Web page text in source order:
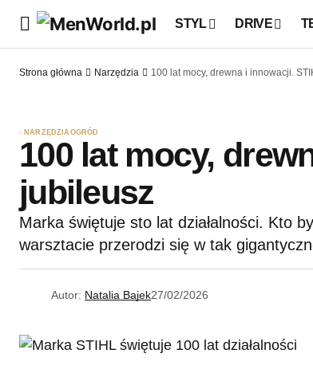
STYL DRIVE
Strona główna Narzędzia 100 lat mocy, drewna i innowacji.
NARZĘDZIA OGRÓD
100 lat mocy,
jubileusz
Marka świętuje sto lat działalności. Kto
warsztacie przerodzi się w tak
Autor: Natalia Bajek27/02/2026